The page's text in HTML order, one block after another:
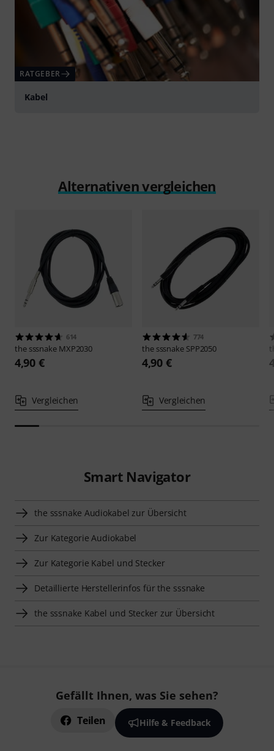
RATGEBER
Kabel
Alternativen vergleichen
614
the sssnake MXP2030
4,90 €
Vergleichen
774
the sssnake SPP2050
4,90 €
Vergleichen
Smart Navigator
the sssnake Audiokabel zur Übersicht
Zur Kategorie Audiokabel
Zur Kategorie Kabel und Stecker
Detaillierte Herstellerinfos für the sssnake
the sssnake Kabel und Stecker zur Übersicht
Gefällt Ihnen, was Sie sehen?
Teilen Hilfe & Feedback